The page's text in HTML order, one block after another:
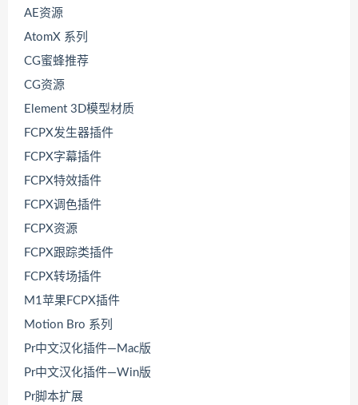
AE资源
AtomX 系列
CG蜜蜂推荐
CG资源
Element 3D模型材质
FCPX发生器插件
FCPX字幕插件
FCPX特效插件
FCPX调色插件
FCPX资源
FCPX跟踪类插件
FCPX转场插件
M1苹果FCPX插件
Motion Bro 系列
Pr中文汉化插件—Mac版
Pr中文汉化插件—Win版
Pr脚本扩展